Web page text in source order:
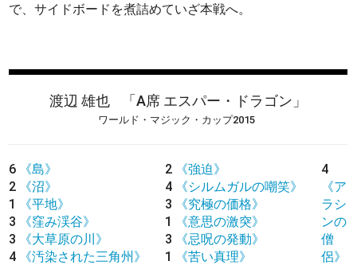
で、サイドボードを煮詰めていざ本戦へ。
渡辺 雄也 「A席 エスパー・ドラゴン」
ワールド・マジック・カップ2015
6
《島》
2
《沼》
1
《平地》
3
《窪み渓谷》
3
《大草原の川》
4
《汚染された三角州》
2
《強迫》
4
《シルムガルの嘲笑》
3
《究極の価格》
1
《意思の激突》
3
《忌呪の発動》
1
《苦い真理》
4
《ア
ラシ
ンの
僧
侶》